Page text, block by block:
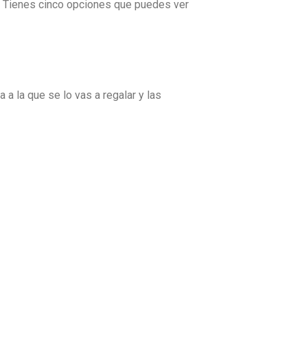
cinco opciones que puedes ver
a la que se lo vas a regalar y las